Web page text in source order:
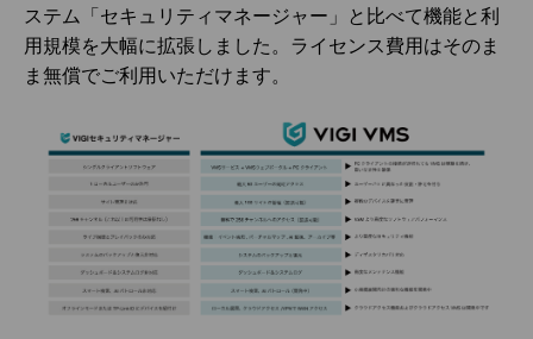
ステム「セキュリティマネージャー」と比べて機能と利
用規模を大幅に拡張しました。ライセンス費用はそのま
ま無償でご利用いただけます。